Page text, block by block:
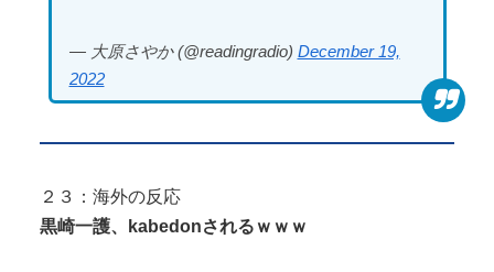
— 大原さやか (@readingradio) December 19,
2022
２３：海外の反応
黒崎一護、kabedonされるｗｗｗ